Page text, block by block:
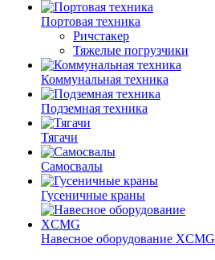
Портовая техника
Ричстакер
Тяжелые погрузчики
Коммунальная техника
Подземная техника
Тягачи
Самосвалы
Гусеничные краны
Навесное оборудование XCMG